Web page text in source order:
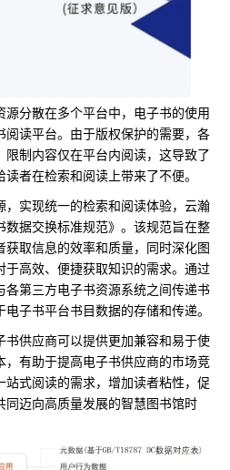
源分散在多个平台中，电子书的使用
读平台。由于版权保护的需要，各
制内容仅在平台内阅读，这导致了
者在检索和阅读上带来了不便。
，实现统一的检索和阅读体验，云瀚
据交换标准规范》。该规范旨在整
取信息的效率和质量，同时深化图
高效、便捷获取知识的需求。通过
各第三方电子书资源系统之间传递书
子书平台书目数据的存储和传递。
供应商可以提供更加兼容和易于使
，有助于提高电子书供应商的市场竞
式阅读的需求，增加读者粘性，促
迈向高质量发展的智慧图书馆时